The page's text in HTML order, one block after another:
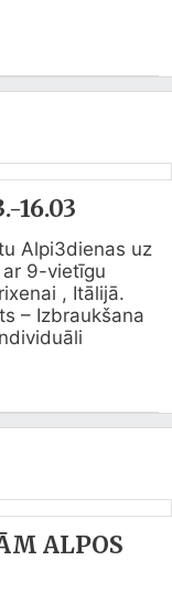
16.03
Alpi3dienas uz
ar 9-vietīgu
, Itālijā.
– Izbraukšana
ALPOS